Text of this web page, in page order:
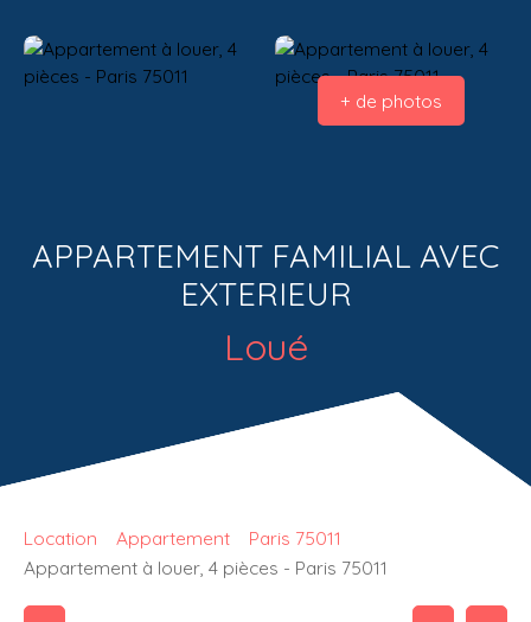
+ de photos
APPARTEMENT FAMILIAL AVEC
EXTERIEUR
Loué
Location Appartement
Paris 75011
Appartement à louer, 4 pièces - Paris 75011